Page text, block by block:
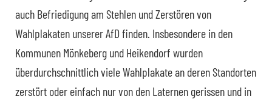
auch Befriedigung am Stehlen und Zerstören von
Wahlplakaten unserer AfD finden. Insbesondere in den
Kommunen Mönkeberg und Heikendorf wurden
überdurchschnittlich viele Wahlplakate an deren Standorten
zerstört oder einfach nur von den Laternen gerissen und in